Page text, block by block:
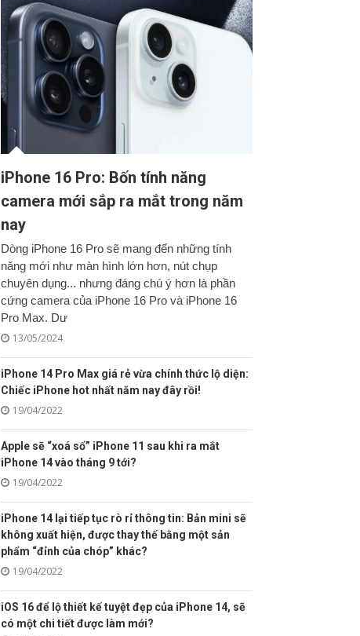
iPhone 16 Pro: Bốn tính năng
camera mới sắp ra mắt trong năm
nay
Dòng iPhone 16 Pro sẽ mang đến những tính
năng mới như màn hình lớn hơn, nút chụp
chuyên dụng... nhưng đáng chú ý hơn là phần
cứng camera của iPhone 16 Pro và iPhone 16
Pro Max. Dư
13/05/2024
iPhone 14 Pro Max giá rẻ vừa chính thức lộ diện:
Chiếc iPhone hot nhất năm nay đây rồi!
19/04/2022
Apple sẽ “xoá sổ” iPhone 11 sau khi ra mắt
iPhone 14 vào tháng 9 tới?
19/04/2022
iPhone 14 lại tiếp tục rò rỉ thông tin: Bản mini sẽ
không xuất hiện, được thay thế bằng một sản
phẩm “đỉnh của chóp” khác?
19/04/2022
iOS 16 để lộ thiết kế tuyệt đẹp của iPhone 14, sẽ
có một chi tiết được làm mới?